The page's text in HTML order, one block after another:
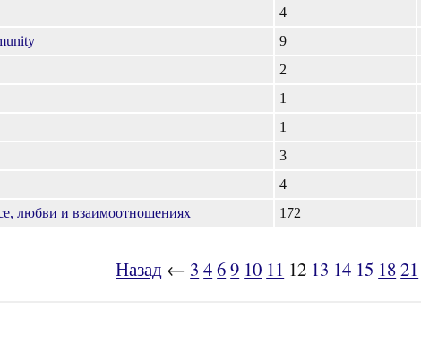
4
9
2
1
1
3
4
любви и взаимоотношениях 172
Назад ← 3 469 10 11 12 13 14 15 1821